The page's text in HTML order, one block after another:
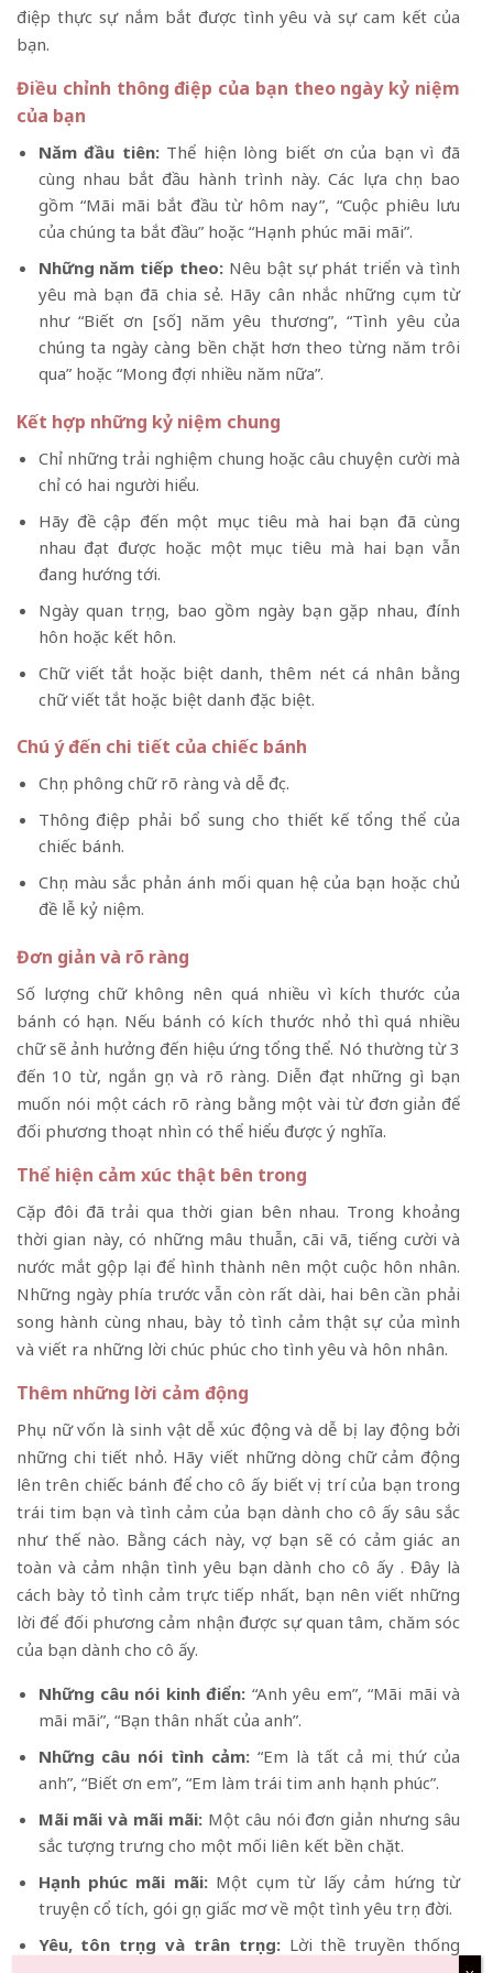
điệp thực sự nắm bắt được tình yêu và sự cam kết của
bạn.
Điều chỉnh thông điệp của bạn theo ngày kỷ niệm
của bạn
Năm đầu tiên:Thể hiện lòng biết ơn của bạn vì đã
cùng nhau bắt đầu hành trình này. Các lựa chọn bao
gồm “Mãi mãi bắt đầu từ hôm nay”, “Cuộc phiêu lưu
của chúng ta bắt đầu” hoặc “Hạnh phúc mãi mãi”.
Những năm tiếp theo: Nêu bật sự phát triển và tình
yêu mà bạn đã chia sẻ. Hãy cân nhắc những cụm từ
như “Biết ơn [số] năm yêu thương”, “Tình yêu của
chúng ta ngày càng bền chặt hơn theo từng năm trôi
qua” hoặc “Mong đợi nhiều năm nữa”.
Kết hợp những kỷ niệm chung
Chỉ những trải nghiệm chung hoặc câu chuyện cười mà
chỉ có hai người hiểu.
Hãy đề cập đến một mục tiêu mà hai bạn đã cùng
nhau đạt được hoặc một mục tiêu mà hai bạn vẫn
đang hướng tới.
Ngày quan trọng, bao gồm ngày bạn gặp nhau, đính
hôn hoặc kết hôn.
Chữ viết tắt hoặc biệt danh, thêm nét cá nhân bằng
chữ viết tắt hoặc biệt danh đặc biệt.
Chú ý đến chi tiết của chiếc bánh
Chọn phông chữ rõ ràng và dễ đọc.
Thông điệp phải bổ sung cho thiết kế tổng thể của
chiếc bánh.
Chọn màu sắc phản ánh mối quan hệ của bạn hoặc chủ
đề lễ kỷ niệm.
Đơn giản và rõ ràng
Số lượng chữ không nên quá nhiều vì kích thước của
bánh có hạn. Nếu bánh có kích thước nhỏ thì quá nhiều
chữ sẽ ảnh hưởng đến hiệu ứng tổng thể. Nó thường từ 3
đến 10 từ, ngắn gọn và rõ ràng. Diễn đạt những gì bạn
muốn nói một cách rõ ràng bằng một vài từ đơn giản để
đối phương thoạt nhìn có thể hiểu được ý nghĩa.
Thể hiện cảm xúc thật bên trong
Cặp đôi đã trải qua thời gian bên nhau. Trong khoảng
thời gian này, có những mâu thuẫn, cãi vã, tiếng cười và
nước mắt gộp lại để hình thành nên một cuộc hôn nhân.
Những ngày phía trước vẫn còn rất dài, hai bên cần phải
song hành cùng nhau, bày tỏ tình cảm thật sự của mình
và viết ra những lời chúc phúc cho tình yêu và hôn nhân.
Thêm những lời cảm động
Phụ nữ vốn là sinh vật dễ xúc động và dễ bị lay động bởi
những chi tiết nhỏ. Hãy viết những dòng chữ cảm động
lên trên chiếc bánh để cho cô ấy biết vị trí của bạn trong
trái tim bạn và tình cảm của bạn dành cho cô ấy sâu sắc
như thế nào. Bằng cách này, vợ bạn sẽ có cảm giác an
toàn và cảm nhận tình yêu bạn dành cho cô ấy . Đây là
cách bày tỏ tình cảm trực tiếp nhất, bạn nên viết những
lời để đối phương cảm nhận được sự quan tâm, chăm sóc
của bạn dành cho cô ấy.
Những câu nói kinh điển: “Anh yêu em”, “Mãi mãi và
mãi mãi”, “Bạn thân nhất của anh”.
Những câu nói tình cảm: “Em là tất cả mọi thứ của
anh”, “Biết ơn em”, “Em làm trái tim anh hạnh phúc”.
Mãi mãi và mãi mãi:Một câu nói đơn giản nhưng sâu
sắc tượng trưng cho một mối liên kết bền chặt.
Hạnh phúc mãi mãi:Một cụm từ lấy cảm hứng từ
truyện cổ tích, gói gọn giấc mơ về một tình yêu trọn đời.
Yêu, tôn trọng và trân trọng:Lời thề truyền thống